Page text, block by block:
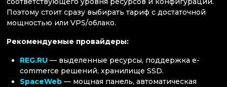
Поэтому стоит сразу выбирать тариф с достаточной
мощностью или VPS/облако.
Рекомендуемые провайдеры:
REG.RU — выделенные ресурсы, поддержка e-
commerce решений, хранилище SSD.
SpaceWeb — мощная панель, автоматическая